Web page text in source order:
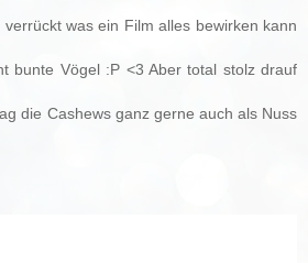
was ein Film alles bewirken kann
bunte Vögel :P <3 Aber total stolz drauf
die Cashews ganz gerne auch als Nuss